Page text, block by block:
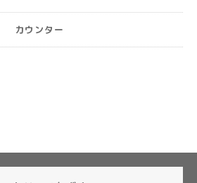
カウンター